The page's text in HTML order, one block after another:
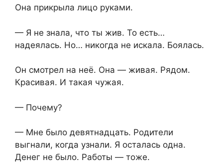
Она прикрыла лицо руками.
— Я не знала, что ты жив. То есть…
надеялась. Но… никогда не искала. Боялась.
Он смотрел на неё. Она — живая. Рядом.
Красивая. И такая чужая.
— Почему?
— Мне было девятнадцать. Родители
выгнали, когда узнали. Я осталась одна.
Денег не было. Работы — тоже.